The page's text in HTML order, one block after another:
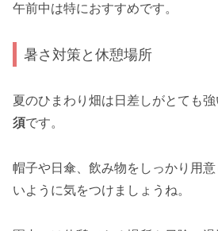
午前中は特におすすめです。
暑さ対策と休憩場所
夏のひまわり畑は日差しがとても強
須です。
帽子や日傘、飲み物をしっかり用
いように気をつけましょうね。